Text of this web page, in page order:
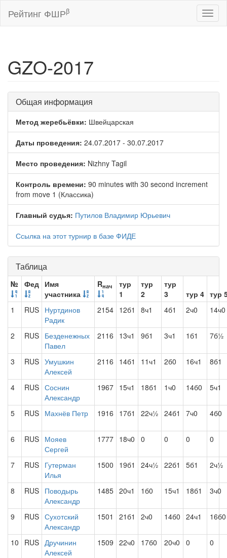
Рейтинг ФШРβ
GZO-2017
Общая информация
Метод жеребьёвки: Швейцарская
Даты проведения: 24.07.2017 - 30.07.2017
Место проведения: Nizhny Tagil
Контроль времени: 90 minutes with 30 second increment
from move 1 (Классика)
Главный судья: Путилов Владимир Юрьевич
Ссылка на этот турнир в базе ФИДЕ
Таблица
№ Фед Имя
участника
Rнач
тур
1
тур
2
тур
3
тур 4 тур
1
RUS Нуртдинов
Радик
2154 12б1 8ч1 4б1 2ч0 14ч0
2 RUS Безденежных
Павел
2116 13ч1 9б1 3ч1 1б1 7б½
3 RUS Умушкин
Алексей
2116 14б1 11ч1 2б0 16ч1 8б1
4 RUS Соснин
Александр
1967 15ч1 18б1 1ч0 14б0 5ч1
5 RUS Махнёв Петр 1916 17б1 22ч½ 24б1 7ч0 4б0
6 RUS Мояев
Сергей
1777 18ч0 0 0 0 0
7 RUS Гутерман
Илья
1500 19б1 24ч½ 22б1 5б1 2ч½
8 RUS Поводырь
Александр
1485 20ч1 1б0 15ч1 18б1 3ч0
9 RUS Сухотский
Александр
1501 21б1 2ч0 14б0 24ч1 16б0
10 RUS Дручинин
Алексей
1509 22ч0 17б0 20ч0 0 0